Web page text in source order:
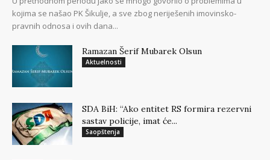
kojima se našao PK Šikulje, a sve zbog neriješenih imovinsko-
pravnih odnosa i ovih dana...
Ramazan Šerif Mubarek Olsun
Aktuelnosti
SDA BiH: “Ako entitet RS formira rezervni
sastav policije, imat će...
Saopštenja